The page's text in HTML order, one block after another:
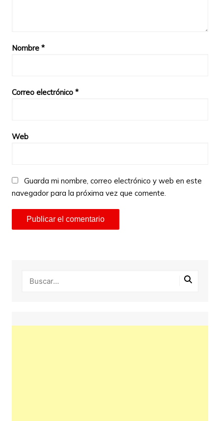
Nombre *
Correo electrónico *
Web
Guarda mi nombre, correo electrónico y web en este
navegador para la próxima vez que comente.